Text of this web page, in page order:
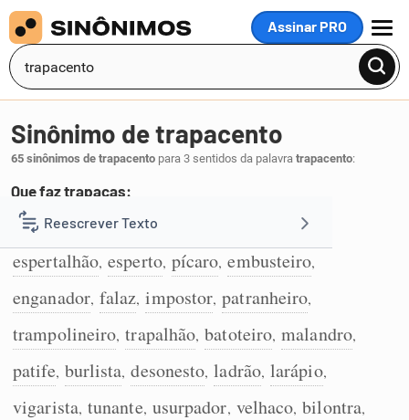
Assinar PRO
MENU
Reescrever Texto
Resumir Texto
Corrigir Texto
Detector de IA
Sinônimo de trapacento
65 sinônimos de trapacento para 3 sentidos da palavra trapacento:
Que faz trapaças:
1 trapaceiro,farsante ardiloso
espertalhão, esperto, pícaro, embusteiro,
enganador, falaz, impostor, patranheiro,
trampolineiro, trapalhão, batoteiro, malandro,
patife, burlista, desonesto, ladrão, larápio,
vigarista, tunante, usurpador, velhaco, bilontra,